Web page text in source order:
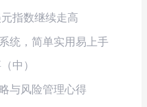
指数继续走高
统，简单实用易上手
中）
与风险管理心得